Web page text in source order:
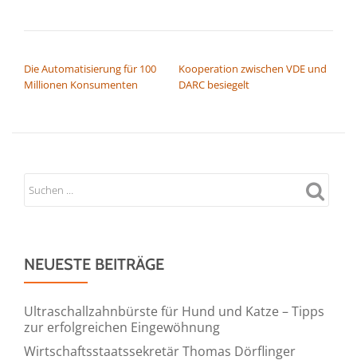
Die Automatisierung für 100
Millionen Konsumenten
Kooperation zwischen VDE und
DARC besiegelt
NEUESTE BEITRÄGE
Ultraschallzahnbürste für Hund und Katze – Tipps
zur erfolgreichen Eingewöhnung
Wirtschaftsstaatssekretär Thomas Dörflinger